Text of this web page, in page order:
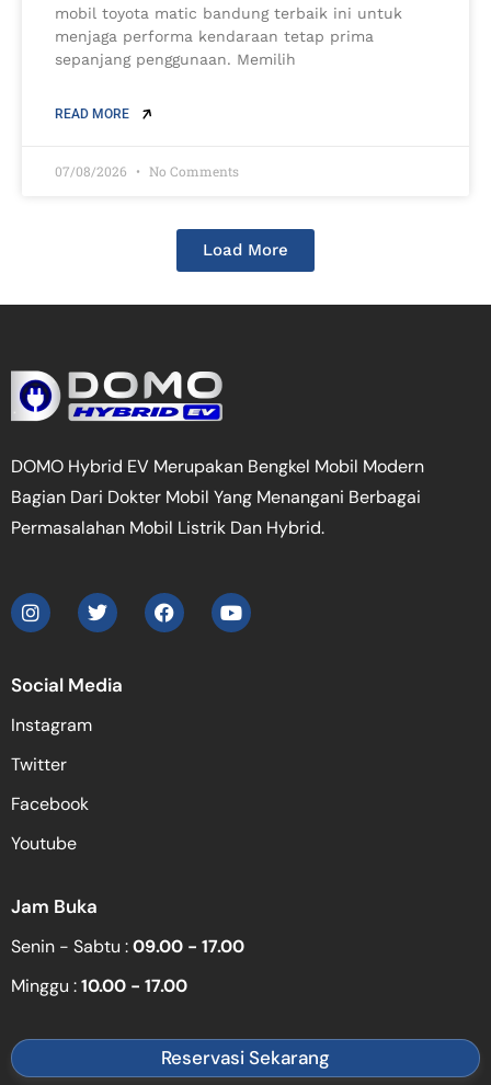
mobil toyota matic bandung terbaik ini untuk
menjaga performa kendaraan tetap prima
sepanjang penggunaan. Memilih
READ MORE
07/08/2026 No Comments
Load More
DOMO Hybrid EV Merupakan Bengkel Mobil Modern
Bagian Dari Dokter Mobil Yang Menangani Berbagai
Permasalahan Mobil Listrik Dan Hybrid.
Social Media
Instagram
Twitter
Facebook
Youtube
Jam Buka
Senin - Sabtu :09.00 - 17.00
Minggu :10.00 - 17.00
Reservasi Sekarang